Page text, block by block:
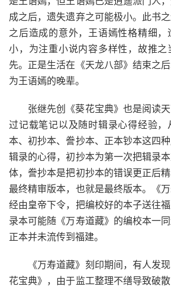
成之后，遗失遗弃之可能极小。此书
之后造成的意外，王语嫣性格精细，
小，为注重小说内容多样性，故推
先。正是生活在《天龙八部》结束之
为王语嫣的晚辈。
张继先创《葵花宝典》也是阅读
过记载笔记以及随时辑录心得经验，
本、初抄本、誊抄本、正本钞本这四
辑录的心得，初抄本为第一次把辑录
体，誊抄本是把初抄本的错误更正后
最终精审版本，也就是最终版本。《万
经由皇帝下令，把编校好的本子送往
录本可能随《万寿道藏》的编校本一
正本并未流传到福建。
《万寿道藏》刻印期间，有人发
花宝典》，由于监工整理不缮导致破